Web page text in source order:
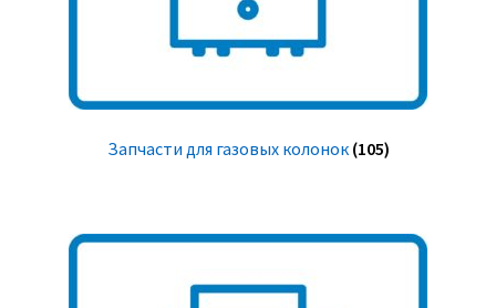
Запчасти для газовых колонок (105)